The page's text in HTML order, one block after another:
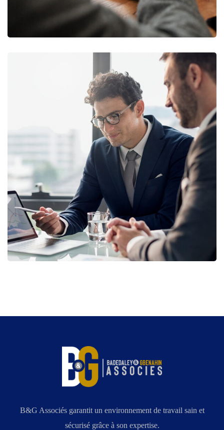
Retirement Plan
STRATEGY
B&G Associés garantit un environnement de travail sain et
sécurisé grâce à son expertise.